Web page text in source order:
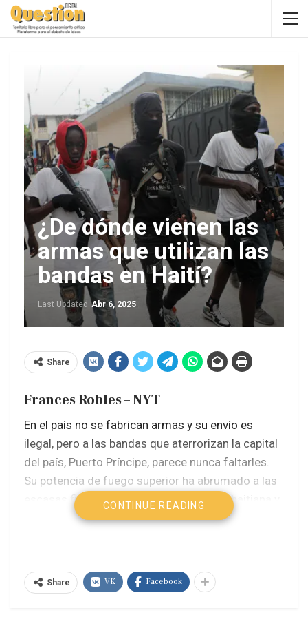
¿De dónde vienen las
armas que utilizan las
bandas en Haití?
Last Updated Abr 6, 2025
Share
Frances Robles – NYT
En el país no se fabrican armas y su envío es
ilegal, pero a las bandas que aterrorizan la capital
del país, Puerto Príncipe, parece nunca faltarles.
Su potencia de fuego superior ha abrumado a las
escasas filas de la mal equipada policía haitiana y
ha contribuido a un asombroso número de
año anterior.
CONTINUE READING
Share VK Facebook